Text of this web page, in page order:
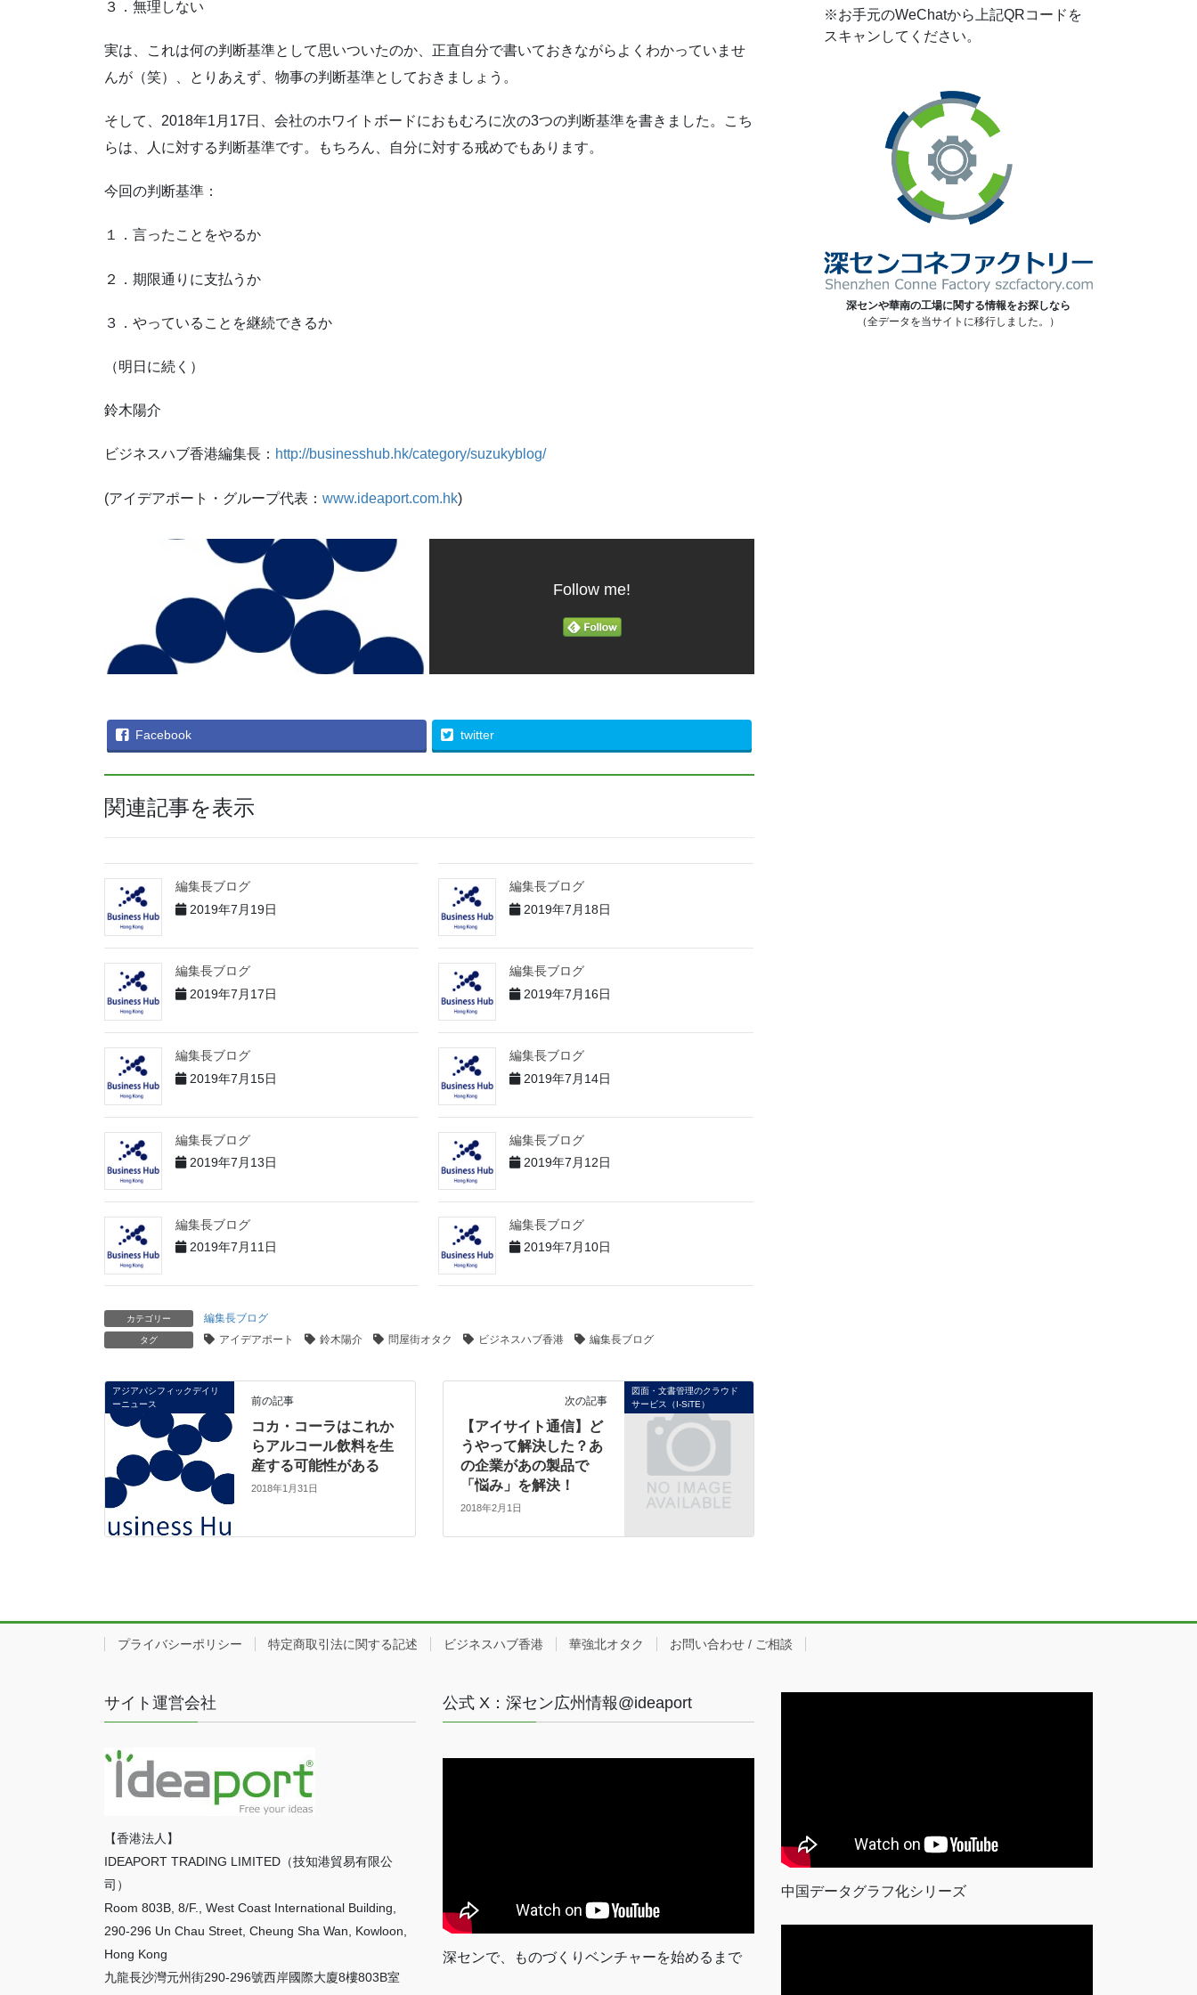
３．無理しない
実は、これは何の判断基準として思いついたのか、正直自分で書いておきながらよくわかっていませ
んが（笑）、とりあえず、物事の判断基準としておきましょう。
そして、2018年1月17日、会社のホワイトボードにおもむろに次の3つの判断基準を書きました。こち
らは、人に対する判断基準です。もちろん、自分に対する戒めでもあります。
今回の判断基準：
１．言ったことをやるか
２．期限通りに支払うか
３．やっていることを継続できるか
（明日に続く）
鈴木陽介
ビジネスハブ香港編集長： http://businesshub.hk/category/suzukyblog/
(アイデアポート・グループ代表： www.ideaport.com.hk)
Follow me!
Facebook twitter
関連記事を表示
編集長ブログ
2019年7月19日
編集長ブログ
2019年7月18日
編集長ブログ
2019年7月17日
編集長ブログ
2019年7月16日
編集長ブログ
2019年7月15日
編集長ブログ
2019年7月14日
編集長ブログ
2019年7月13日
編集長ブログ
2019年7月12日
編集長ブログ
2019年7月11日
編集長ブログ
2019年7月10日
カテゴリー 編集長ブログ
タグ アイデアポート 鈴木陽介 問屋街オタク ビジネスハブ香港 編集長ブログ
アジアパシフィックデイリ
ーニュース
前の記事
コカ・コーラはこれか
らアルコール飲料を生
産する可能性がある
2018年1月31日
図面・文書管理のクラウド
サービス（I-SiTE）
次の記事
【アイサイト通信】ど
うやって解決した？あ
の企業があの製品で
「悩み」を解決！
2018年2月1日
※お手元のWeChatから上記QRコードを
スキャンしてください。
深センや華南の工場に関する情報をお探しなら
（全データを当サイトに移行しました。）
プライバシーポリシー 特定商取引法に関する記述 ビジネスハブ香港 華強北オタク お問い合わせ / ご相談
サイト運営会社
【香港法人】
IDEAPORT TRADING LIMITED（技知港貿易有限公
司）
Room 803B, 8/F., West Coast International Building,
290-296 Un Chau Street, Cheung Sha Wan, Kowloon,
Hong Kong
九龍長沙灣元州街290-296號西岸國際大廈8樓803B室
公式 X：深セン広州情報@ideaport
深センで、ものづくりベンチャーを始めるまで
中国データグラフ化シリーズ